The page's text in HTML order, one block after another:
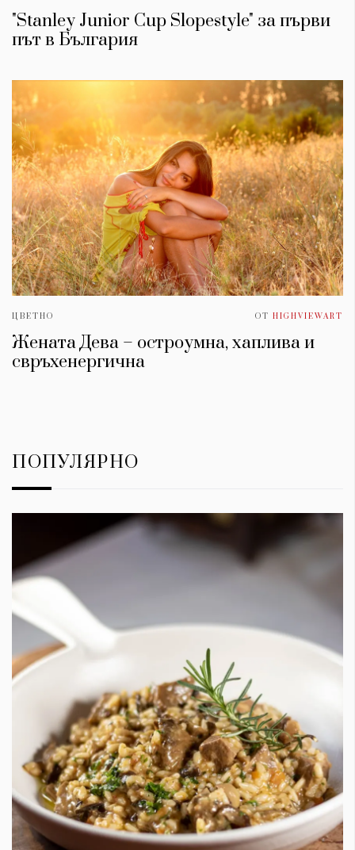
"Stanley Junior Cup Slopestyle" за първи
път в България
ЦВЕТНО ОТ HIGHVIEWART
Жената Дева – остроумна, хаплива и
свръхенергична
ПОПУЛЯРНО